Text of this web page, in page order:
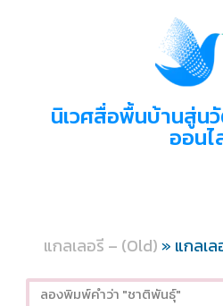
นิเวศสื่อพื้นบ้านสู่น
ออนไ
แกลเลอรี – (Old)» แกลเ